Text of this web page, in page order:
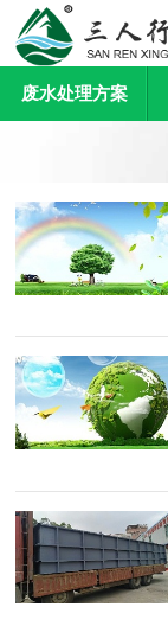
废水处理方案